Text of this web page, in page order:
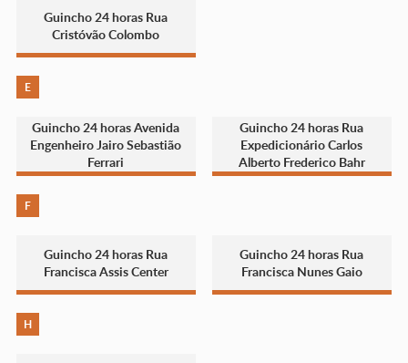
Guincho 24 horas Rua
Cristóvão Colombo
E
Guincho 24 horas Avenida
Engenheiro Jairo Sebastião
Ferrari
Guincho 24 horas Rua
Expedicionário Carlos
Alberto Frederico Bahr
F
Guincho 24 horas Rua
Francisca Assis Center
Guincho 24 horas Rua
Francisca Nunes Gaio
H